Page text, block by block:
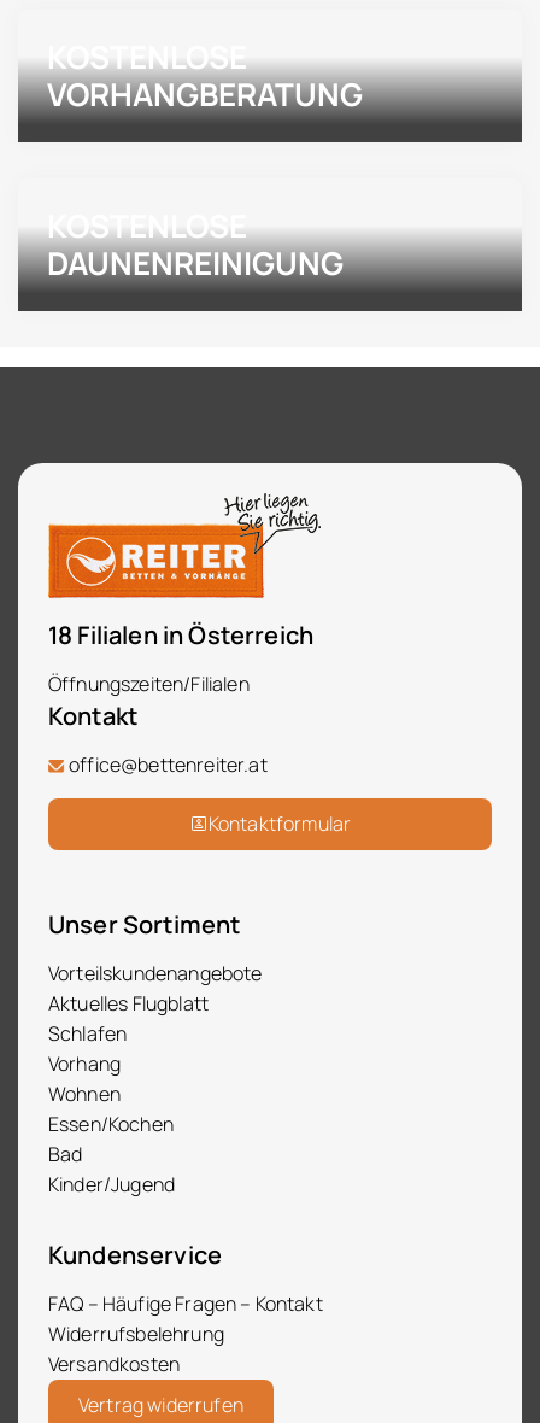
KOSTENLOSE
VORHANGBERATUNG
KOSTENLOSE
DAUNENREINIGUNG
18 Filialen in Österreich
Öffnungszeiten/Filialen
Kontakt
office@bettenreiter.at
Kontaktformular
Unser Sortiment
Vorteilskundenangebote
Aktuelles Flugblatt
Schlafen
Vorhang
Wohnen
Essen/Kochen
Bad
Kinder/Jugend
Kundenservice
FAQ – Häufige Fragen – Kontakt
Widerrufsbelehrung
Versandkosten
Vertrag widerrufen